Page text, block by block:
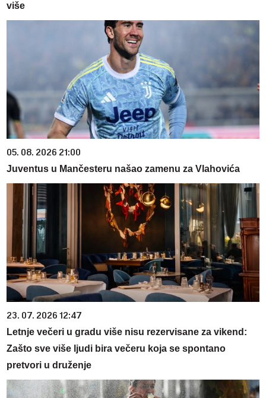
više
05. 08. 2026 21:00
Juventus u Mančesteru našao zamenu za Vlahovića
23. 07. 2026 12:47
Letnje večeri u gradu više nisu rezervisane za vikend:
Zašto sve više ljudi bira večeru koja se spontano
pretvori u druženje